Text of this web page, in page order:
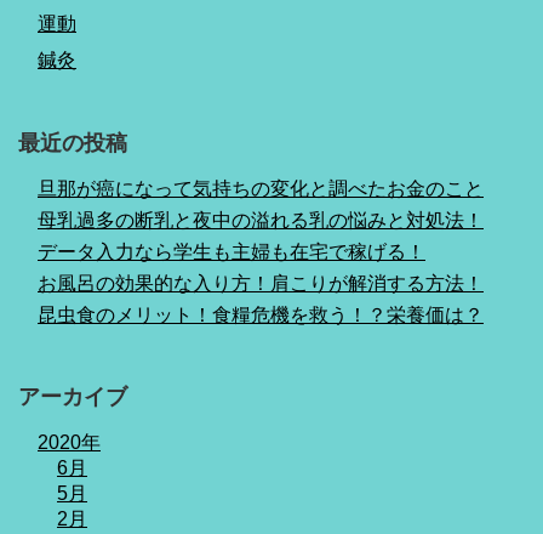
運動
鍼灸
最近の投稿
旦那が癌になって気持ちの変化と調べたお金のこと
母乳過多の断乳と夜中の溢れる乳の悩みと対処法！
データ入力なら学生も主婦も在宅で稼げる！
お風呂の効果的な入り方！肩こりが解消する方法！
昆虫食のメリット！食糧危機を救う！？栄養価は？
アーカイブ
2020年
6月
5月
2月